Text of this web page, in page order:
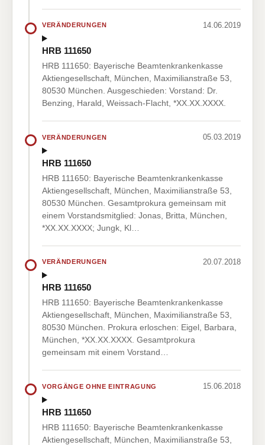
VERÄNDERUNGEN 14.06.2019
HRB 111650
HRB 111650: Bayerische Beamtenkrankenkasse
Aktiengesellschaft, München, Maximilianstraße 53,
80530 München. Ausgeschieden: Vorstand: Dr.
Benzing, Harald, Weissach-Flacht, *XX.XX.XXXX.
VERÄNDERUNGEN 05.03.2019
HRB 111650
HRB 111650: Bayerische Beamtenkrankenkasse
Aktiengesellschaft, München, Maximilianstraße 53,
80530 München. Gesamtprokura gemeinsam mit
einem Vorstandsmitglied: Jonas, Britta, München,
*XX.XX.XXXX; Jungk, Kl…
VERÄNDERUNGEN 20.07.2018
HRB 111650
HRB 111650: Bayerische Beamtenkrankenkasse
Aktiengesellschaft, München, Maximilianstraße 53,
80530 München. Prokura erloschen: Eigel, Barbara,
München, *XX.XX.XXXX. Gesamtprokura
gemeinsam mit einem Vorstand…
VORGÄNGE OHNE EINTRAGUNG 15.06.2018
HRB 111650
HRB 111650: Bayerische Beamtenkrankenkasse
Aktiengesellschaft, München, Maximilianstraße 53,